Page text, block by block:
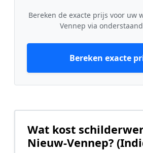
Bereken de exacte prijs voor uw
Vennep via
Bereken exacte
Wat kost
Nieuw-Vennep?